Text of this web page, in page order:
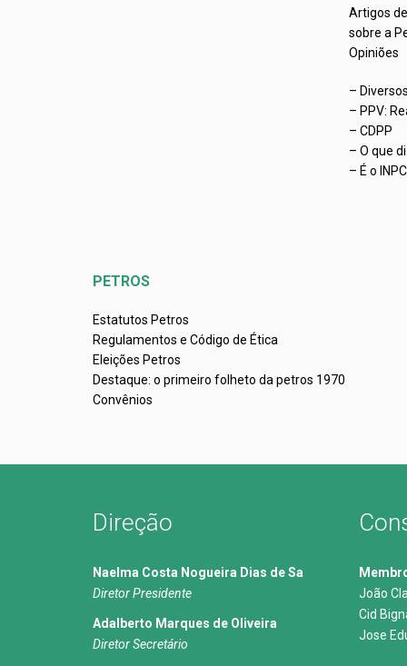
Artigos
sobre a
Opiniões
–
– PPV:
– CDPP
– O que
– É o
PETROS
Estatutos Petros
Regulamentos e Código de Ética
Eleições Petros
Destaque: o primeiro folheto da petros 1970
Convênios
Direção
Naelma Costa Nogueira Dias de Sa
Diretor Presidente
Adalberto Marques de Oliveira
Diretor Secretário
João
Cid
Jose